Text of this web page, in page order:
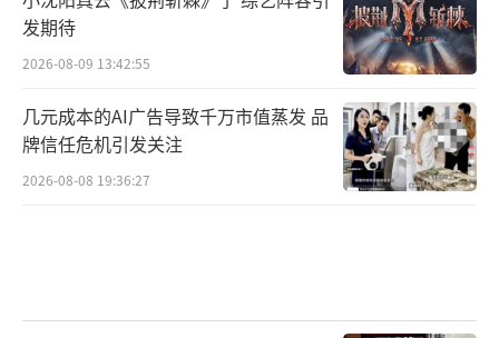
发期待
2026-08-09 13:42:55
几元成本的AI广告导致千万市值蒸发 品
牌信任危机引发关注
2026-08-08 19:36:27